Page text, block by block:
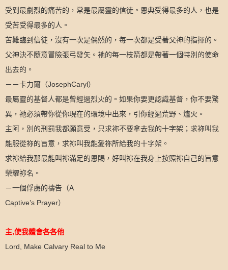
受到最劇烈的痛苦的，常是最屬靈的信徒。恩典受得最多的人，也是
受苦受得最多的人。
苦難臨到信徒，沒有一次是偶然的，每一次都是受著父神的指揮的。
父神決不隨意冒險張弓發矢。祂的每一枝箭都是帶著一個特別的使命
出去的。
－－卡力爾（JosephCaryl）
最屬靈的基督人都是曾經過烈火的。如果你要更認識基督，你不要驚
異，祂必須帶你從你現在的環境中出來，引你經過荒野、爐火。
主阿，別的刑罰我都願意受，只求祢不要拿去我的十字架；求祢叫我
能服從祢的旨意，求祢叫我能愛祢所給我的十字架。
求祢給我那最能叫祢滿足的恩賜，好叫祢在我身上按照祢自己的旨意
榮耀祢名。
－一個俘虜的禱告（A
Captive’s Prayer）
主,使我體會各各他
Lord, Make Calvary Real to Me